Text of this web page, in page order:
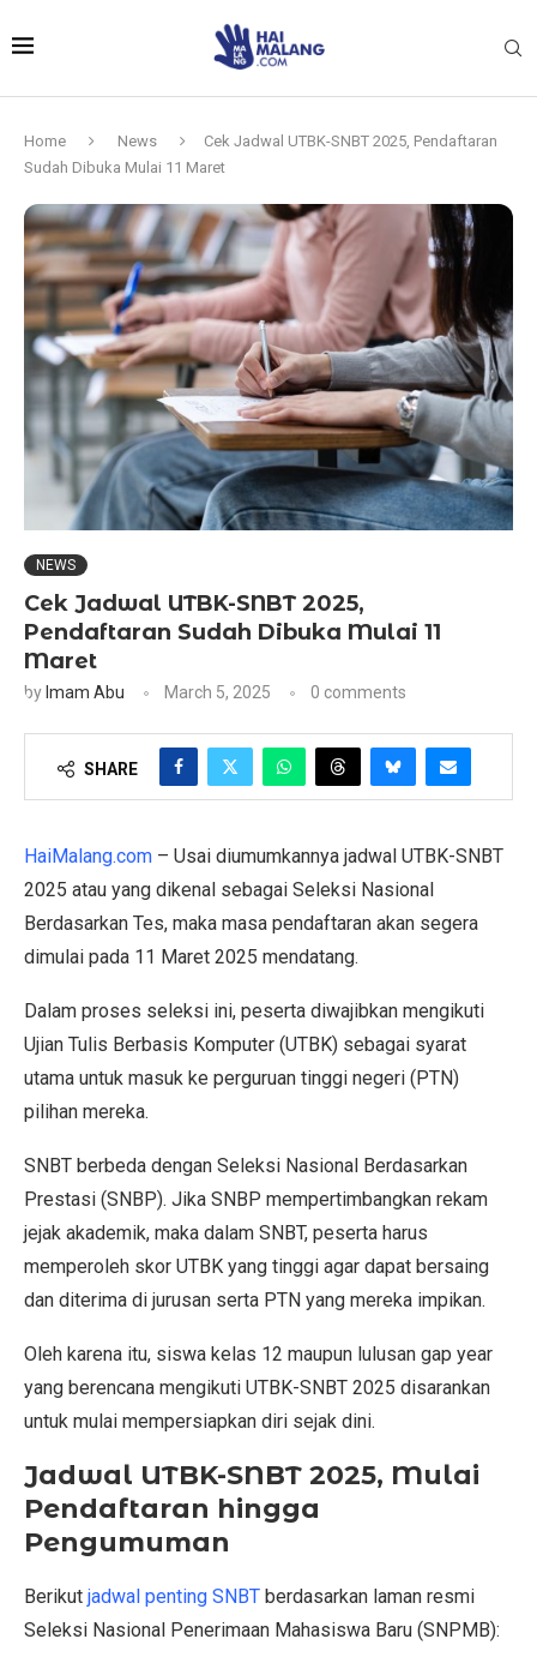
Home News
Cek Jadwal UTBK-SNBT 2025, Pendaftaran
Sudah Dibuka Mulai 11 Maret
NEWS
Cek Jadwal UTBK-SNBT 2025,
Pendaftaran Sudah Dibuka Mulai 11
Maret
by Imam Abu March 5, 2025 0 comments
SHARE
HaiMalang.com – Usai diumumkannya jadwal UTBK-SNBT
2025 atau yang dikenal sebagai Seleksi Nasional
Berdasarkan Tes, maka masa pendaftaran akan segera
dimulai pada 11 Maret 2025 mendatang.
Dalam proses seleksi ini, peserta diwajibkan mengikuti
Ujian Tulis Berbasis Komputer (UTBK) sebagai syarat
utama untuk masuk ke perguruan tinggi negeri (PTN)
pilihan mereka.
SNBT berbeda dengan Seleksi Nasional Berdasarkan
Prestasi (SNBP). Jika SNBP mempertimbangkan rekam
jejak akademik, maka dalam SNBT, peserta harus
memperoleh skor UTBK yang tinggi agar dapat bersaing
dan diterima di jurusan serta PTN yang mereka impikan.
Oleh karena itu, siswa kelas 12 maupun lulusan gap year
yang berencana mengikuti UTBK-SNBT 2025 disarankan
untuk mulai mempersiapkan diri sejak dini.
Jadwal UTBK-SNBT 2025, Mulai
Pendaftaran hingga
Pengumuman
Berikut jadwal penting SNBT berdasarkan laman resmi
Seleksi Nasional Penerimaan Mahasiswa Baru (SNPMB):